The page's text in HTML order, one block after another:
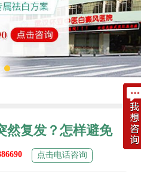
然复发？怎样避免
点击电话咨询